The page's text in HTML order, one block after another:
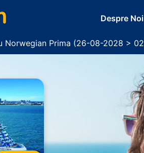
Despre Noi
Norwegian Prima (26-08-2028 >